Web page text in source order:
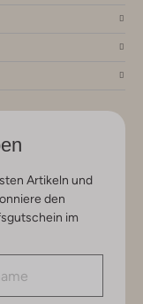
Artikeln und
den
im